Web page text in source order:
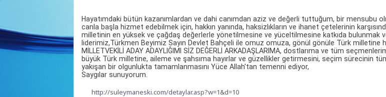
Hayatımdaki bütün kazanımlardan ve dahi canımdan aziz ve değerli tuttuğum, bir mensubu
canla başla hizmet edebilmek için, hakkın yanında, haksizlıkların ve ihanet çetelerinin
milletinin en yüksek ve çağdaş değerlerle yönetilmesine ve yüceltilmesine katkıda bulunmak
liderimiz,Türkmen Beyimiz Sayın Devlet Bahçeli ile omuz omuza, gönül gönüle Türk
MİLLETVEKİLİ ADAY ADAYLIĞIMI SİZ DEĞERLİ ARKADAŞLARIMA, dostlarıma ve tüm
büyük Türk milletine, aileme ve şahsıma hayırlar ve güzellikler getirmesini, seçim sürecinin
yakışan bir olgunlukta tamamlanmasını Yüce Allah'tan temenni ediyor,
Saygılar sunuyorum.
http://suleymaneski.com/detaylar.asp?w=1&d=10